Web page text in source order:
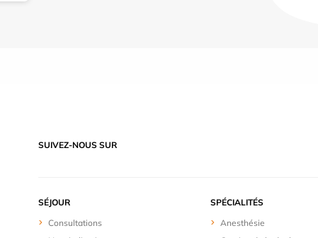
SUIVEZ-NOUS SUR
SÉJOUR
Consultations
SPÉCIALITÉS
Anesthésie